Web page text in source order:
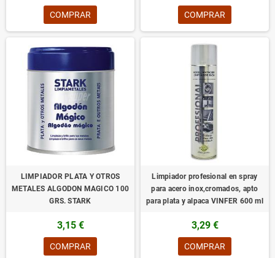
COMPRAR COMPRAR
LIMPIADOR PLATA Y OTROS
METALES ALGODON MAGICO 100
GRS. STARK
3,15 €
COMPRAR
Limpiador profesional en spray
para acero inox,cromados, apto
para plata y alpaca VINFER 600 ml
3,29 €
COMPRAR